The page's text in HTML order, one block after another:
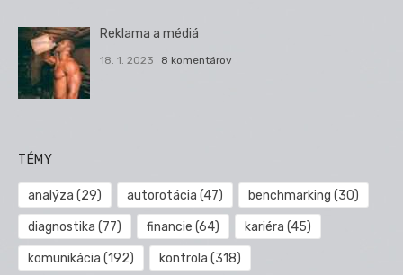
Reklama a médiá
18. 1. 2023 8 komentárov
TÉMY
analýza (29) autorotácia (47) benchmarking (30)
diagnostika (77) financie (64) kariéra (45)
komunikácia (192) kontrola (318)